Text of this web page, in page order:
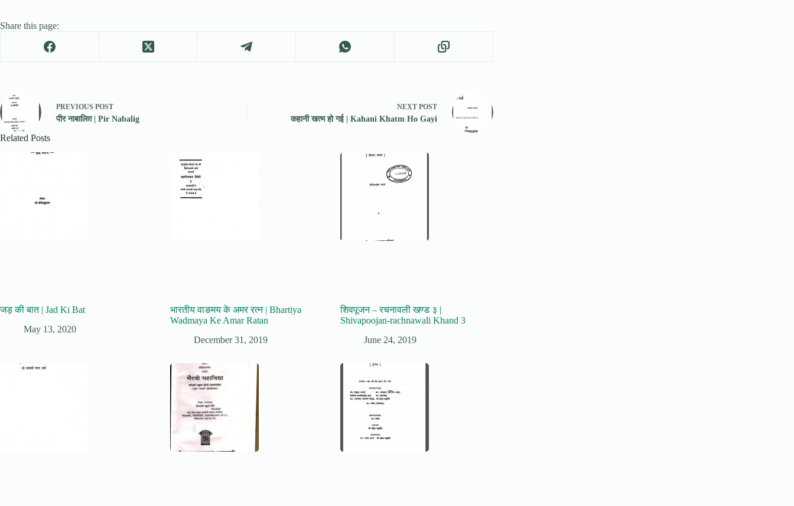
Share this page:
PREVIOUS POST
पीर नाबालिग़ | Pir Nabalig
NEXT POST
कहानी खत्म हो गई | Kahani Khatm Ho Gayi
Related Posts
जड़ की बात | Jad Ki Bat
May 13, 2020
भारतीय वाङमय के अमर रत्न | Bhartiya
Wadmaya Ke Amar Ratan
December 31, 2019
शिवपूजन – रचनावली खण्ड ३ |
Shivapoojan-rachnawali Khand 3
June 24, 2019